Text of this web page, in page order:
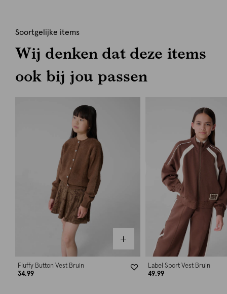
Soortgelijke items
Wij denken dat deze items
ook bij jou passen
Fluffy Button Vest Bruin
34.99
Label Sport Vest Bruin
49.99